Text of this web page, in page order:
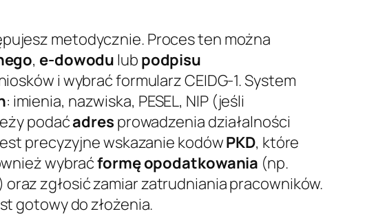
metodycznie. Proces ten można
, e-dowodu lub podpisu
i wybrać formularz CEIDG-1. System
: imienia, nazwiska, PESEL, NIP (jeśli
podaćadres prowadzenia działalności
precyzyjne wskazanie kodówPKD, które
wybraćformę opodatkowania (np.
zgłosić zamiar zatrudniania pracowników.
gotowy do złożenia.